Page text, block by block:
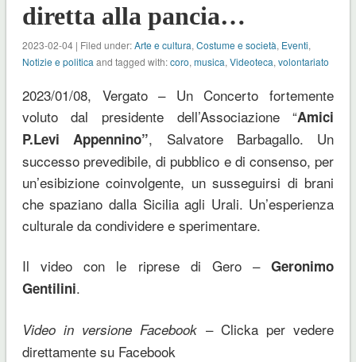
diretta alla pancia…
2023-02-04 | Filed under:Arte e cultura, Costume e società, Eventi,
Notizie e politica and tagged with:coro, musica, Videoteca, volontariato
2023/01/08, Vergato – Un Concerto fortemente
voluto dal presidente dell’Associazione “Amici
P.Levi Appennino”, Salvatore Barbagallo. Un
successo prevedibile, di pubblico e di consenso, per
un’esibizione coinvolgente, un susseguirsi di brani
che spaziano dalla Sicilia agli Urali. Un’esperienza
culturale da condividere e sperimentare.
Il video con le riprese di Gero –Geronimo
Gentilini.
Video in versione Facebook – Clicka per vedere
direttamente su Facebook